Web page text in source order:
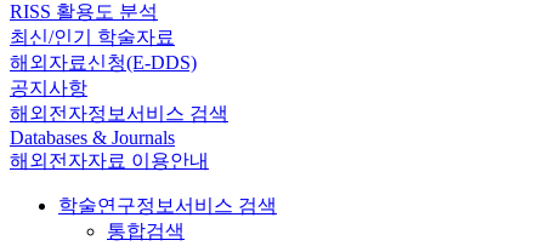
RISS 활용도 분석
최신/인기 학술자료
해외자료신청(E-DDS)
공지사항
해외전자정보서비스 검색
Databases & Journals
해외전자자료 이용안내
학술연구정보서비스 검색
통합검색